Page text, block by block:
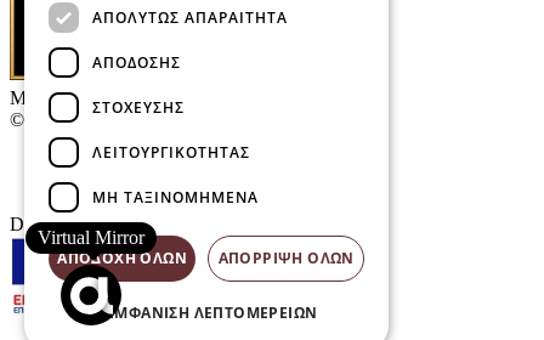
Μαρκάκης Οπτικά
© 2026
Επικοινωνία
E-Volution Awards
Designed & developed by
Virtual Mirror
ΑΠΟΛΎΤΩΣ ΑΠΑΡΑΊΤΗΤΑ
ΑΠΌΔΟΣΗΣ
ΣΤΌΧΕΥΣΗΣ
ΛΕΙΤΟΥΡΓΙΚΌΤΗΤΑΣ
ΜΗ ΤΑΞΙΝΟΜΗΜΈΝΑ
ΑΠΟΔΟΧΉ ΌΛΩΝ ΑΠΌΡΡΙΨΗ ΌΛΩΝ
ΕΜΦΆΝΙΣΗ ΛΕΠΤΟΜΕΡΕΙΏΝ